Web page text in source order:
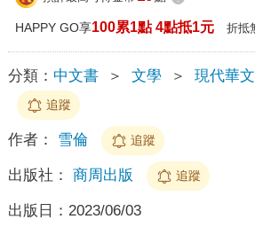
HAPPY GO享100累1點 4點抵1元 折抵
分類： 中文書 ＞ 文學 ＞ 現代華
追蹤
作者： 雪倫 追蹤
出版社： 商周出版 追蹤
出版日： 2023/06/03